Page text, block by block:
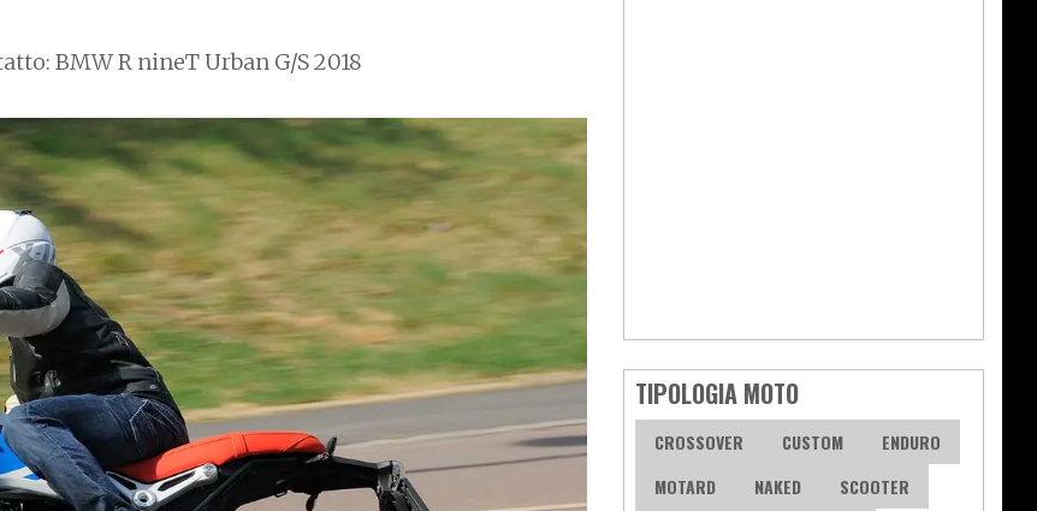
BMW R nineT Urban G/S 2018
TIPOLOGIA MOTO
CROSSOVER CUSTOM
ENDURO
MOTARD
NAKED
SCOOTER